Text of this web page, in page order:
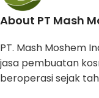
About PT Mash
PT. Mash Moshem
jasa pembuatan
beroperasi sejak